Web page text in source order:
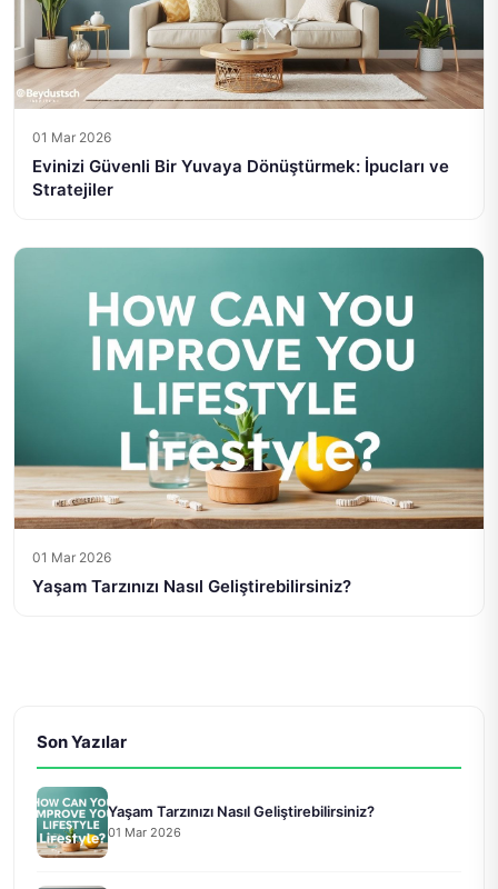
01 Mar 2026
Evinizi Güvenli Bir Yuvaya Dönüştürmek: İpucları ve
Stratejiler
01 Mar 2026
Yaşam Tarzınızı Nasıl Geliştirebilirsiniz?
Son Yazılar
Yaşam Tarzınızı Nasıl Geliştirebilirsiniz?
01 Mar 2026